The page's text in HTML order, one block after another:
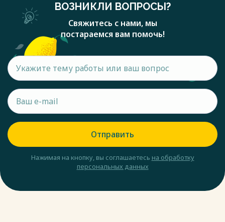
ВОЗНИКЛИ ВОПРОСЫ?
Свяжитесь с нами, мы
постараемся вам помочь!
Отправить
Нажимая на кнопку, вы соглашаетесь на обработку
персональных данных